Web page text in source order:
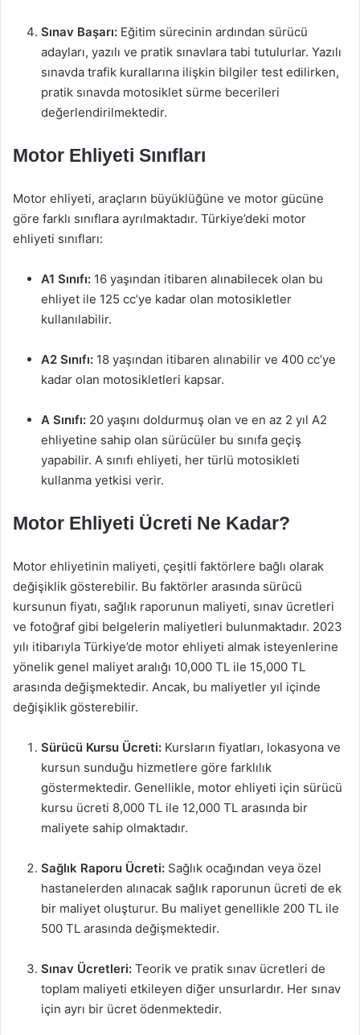
Sınav Başarı: Eğitim sürecinin ardından sürücü
adayları, yazılı ve pratik sınavlara tabi tutulurlar. Yazılı
sınavda trafik kurallarına ilişkin bilgiler test edilirken,
pratik sınavda motosiklet sürme becerileri
değerlendirilmektedir.
Motor Ehliyeti Sınıfları
Motor ehliyeti, araçların büyüklüğüne ve motor gücüne
göre farklı sınıflara ayrılmaktadır. Türkiye’deki motor
ehliyeti sınıfları:
A1 Sınıfı: 16 yaşından itibaren alınabilecek olan bu
ehliyet ile 125 cc’ye kadar olan motosikletler
kullanılabilir.
A2 Sınıfı: 18 yaşından itibaren alınabilir ve 400 cc’ye
kadar olan motosikletleri kapsar.
A Sınıfı: 20 yaşını doldurmuş olan ve en az 2 yıl A2
ehliyetine sahip olan sürücüler bu sınıfa geçiş
yapabilir. A sınıfı ehliyeti, her türlü motosikleti
kullanma yetkisi verir.
Motor Ehliyeti Ücreti Ne Kadar?
Motor ehliyetinin maliyeti, çeşitli faktörlere bağlı olarak
değişiklik gösterebilir. Bu faktörler arasında sürücü
kursunun fiyatı, sağlık raporunun maliyeti, sınav ücretleri
ve fotoğraf gibi belgelerin maliyetleri bulunmaktadır. 2023
yılı itibarıyla Türkiye’de motor ehliyeti almak isteyenlerine
yönelik genel maliyet aralığı 10,000 TL ile 15,000 TL
arasında değişmektedir. Ancak, bu maliyetler yıl içinde
değişiklik gösterebilir.
Sürücü Kursu Ücreti: Kursların fiyatları, lokasyona ve
kursun sunduğu hizmetlere göre farklılık
göstermektedir. Genellikle, motor ehliyeti için sürücü
kursu ücreti 8,000 TL ile 12,000 TL arasında bir
maliyete sahip olmaktadır.
Sağlık Raporu Ücreti: Sağlık ocağından veya özel
hastanelerden alınacak sağlık raporunun ücreti de ek
bir maliyet oluşturur. Bu maliyet genellikle 200 TL ile
500 TL arasında değişmektedir.
Sınav Ücretleri: Teorik ve pratik sınav ücretleri de
toplam maliyeti etkileyen diğer unsurlardır. Her sınav
için ayrı bir ücret ödenmektedir.